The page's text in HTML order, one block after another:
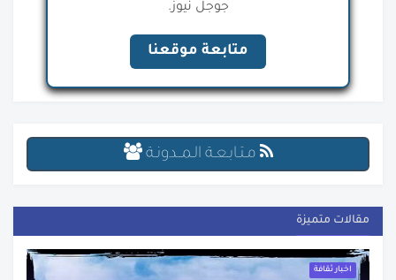
جوجل نيوز.
متابعة موقعنا
مـتـابـعـة الـمــدونـة
مقالات متميزة
اخبار ثقافة